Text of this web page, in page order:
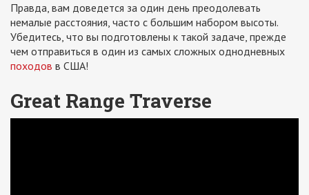
Правда, вам доведется за один день преодолевать
немалые расстояния, часто с большим набором высоты.
Убедитесь, что вы подготовлены к такой задаче, прежде
чем отправиться в один из самых сложных однодневных
походов в США!
Great Range Traverse